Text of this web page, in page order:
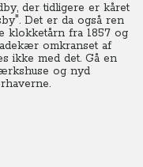
der tidligere er kåret
Det er da også ren
klokketårn fra 1857 og
omkranset af
ikke med det. Gå en
og nyd